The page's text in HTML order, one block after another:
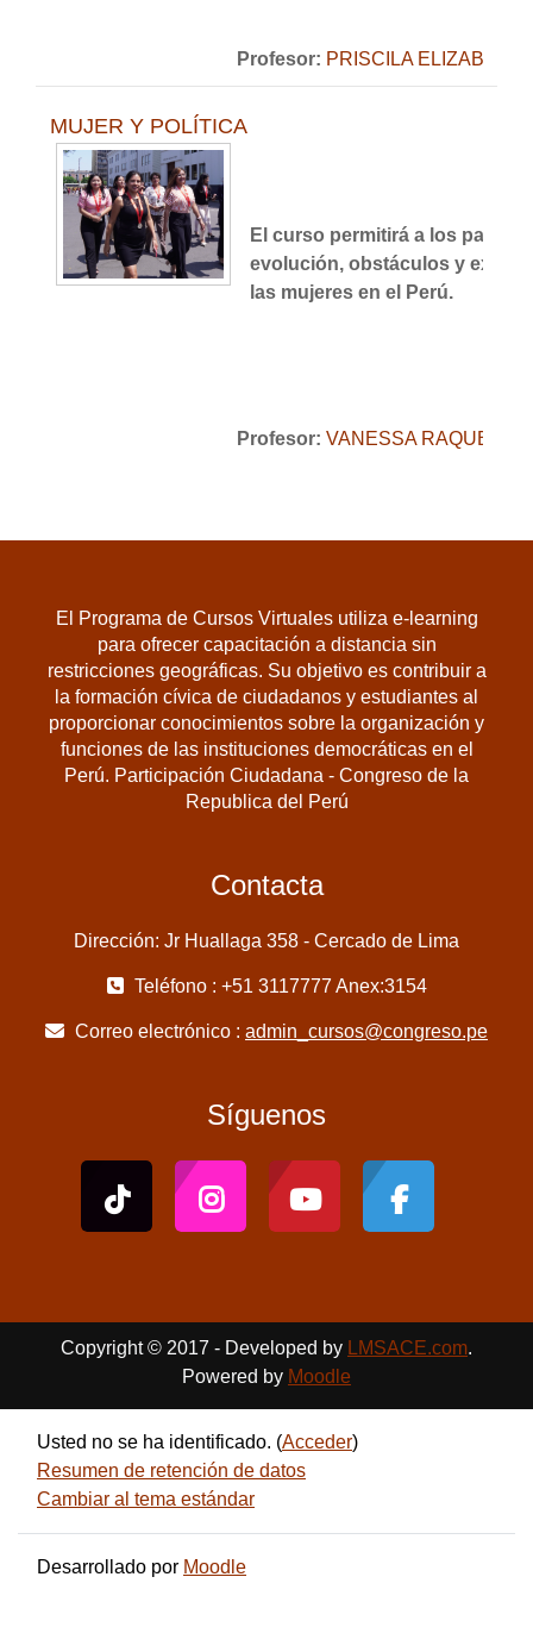
Profesor: PRISCILA ELIZABETH
MUJER Y POLÍTICA
El curso permitirá a los
evolución, obstáculos y
las mujeres en el Perú.
Profesor: VANESSA RAQUEL
El Programa de Cursos Virtuales utiliza e-learning
para ofrecer capacitación a distancia sin
restricciones geográficas. Su objetivo es contribuir a
la formación cívica de ciudadanos y estudiantes al
proporcionar conocimientos sobre la organización y
funciones de las instituciones democráticas en el
Perú. Participación Ciudadana - Congreso de la
Republica del Perú
Contacta
Dirección: Jr Huallaga 358 - Cercado de Lima
Teléfono : +51 3117777 Anex:3154
Correo electrónico : admin_cursos@congreso.pe
Síguenos
Copyright © 2017 - Developed by LMSACE.com.
Powered by Moodle
Usted no se ha identificado. (Acceder)
Resumen de retención de datos
Cambiar al tema estándar
Desarrollado por Moodle